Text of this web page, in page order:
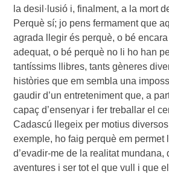
la desil·lusió i, finalment, a la mort
Perquè sí; jo pens fermament que
agrada llegir és perquè, o bé
adequat, o bé perquè no li ho han
tantíssims llibres, tants gèneres
històries que em sembla una
gaudir d’un entreteniment que, a
capaç d’ensenyar i fer treballar el
Cadascú llegeix per motius
exemple, ho faig perquè em permet
d’evadir-me de la realitat mundana,
aventures i ser tot el que vull i que